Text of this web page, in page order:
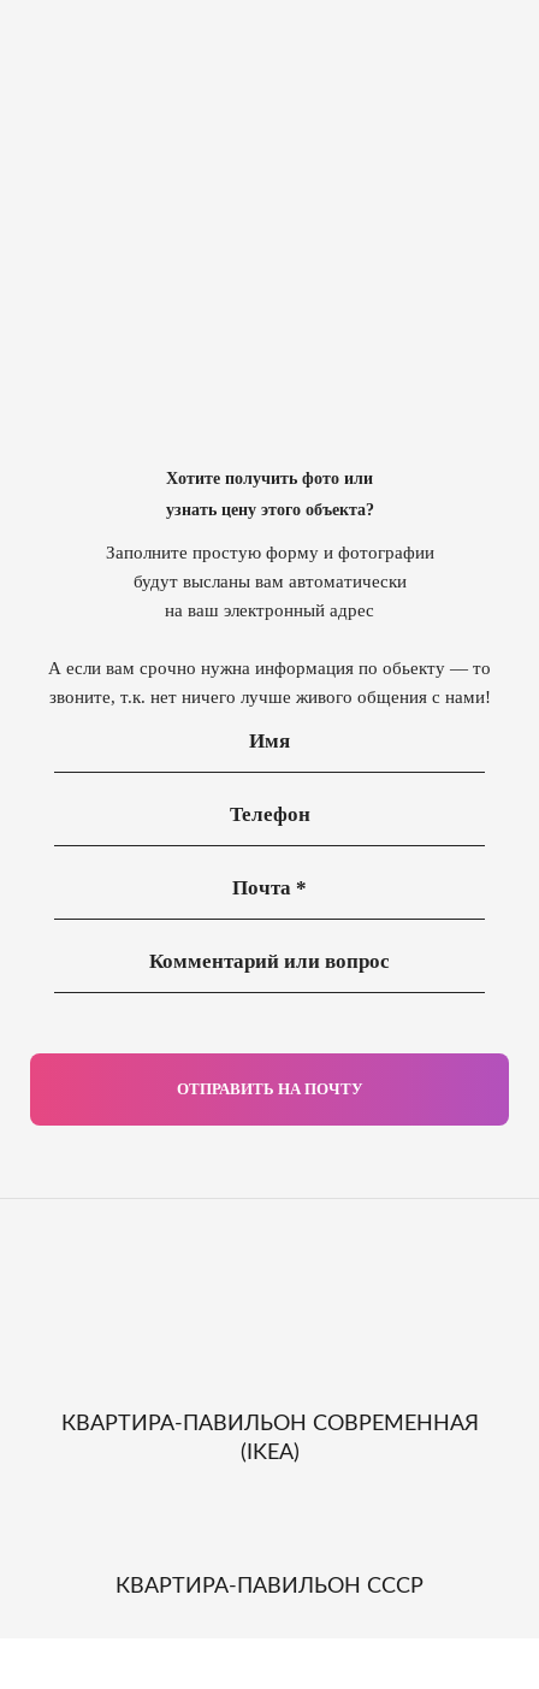
Хотите получить фото или
узнать цену этого объекта?
Заполните простую форму и фотографии
будут высланы вам автоматически
на ваш электронный адрес
А если вам срочно нужна информация по обьекту — то
звоните, т.к. нет ничего лучше живого общения с нами!
ОТПРАВИТЬ НА ПОЧТУ
КВАРТИРА-ПАВИЛЬОН СОВРЕМЕННАЯ
(IKEA)
КВАРТИРА-ПАВИЛЬОН СССР